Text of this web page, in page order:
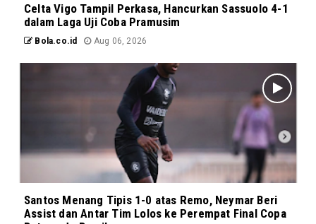
Celta Vigo Tampil Perkasa, Hancurkan Sassuolo 4-1
dalam Laga Uji Coba Pramusim
Bola.co.id Aug 06, 2026
Santos Menang Tipis 1-0 atas Remo, Neymar Beri
Assist dan Antar Tim Lolos ke Perempat Final Copa